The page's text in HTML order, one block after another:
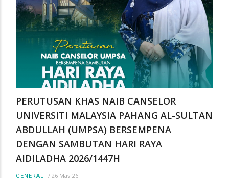
PERUTUSAN KHAS NAIB CANSELOR
UNIVERSITI MALAYSIA PAHANG AL-SULTAN
ABDULLAH (UMPSA) BERSEMPENA
DENGAN SAMBUTAN HARI RAYA
AIDILADHA 2026/1447H
GENERAL / 26 May 26